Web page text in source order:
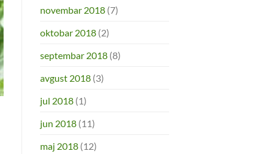
novembar 2018(7)
oktobar 2018(2)
septembar 2018(8)
avgust 2018(3)
jul 2018(1)
jun 2018(11)
maj 2018(12)